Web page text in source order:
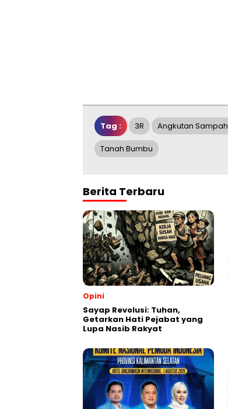
Tag : 3R Angkutan Sampah
Tanah Bumbu
Berita Terbaru
Opini
Sayap Revolusi: Tuhan,
Getarkan Hati Pejabat yang
Lupa Nasib Rakyat